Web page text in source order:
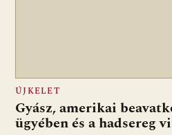
ÚJKELET
Gyász, amerikai
ügyében és a hadsereg